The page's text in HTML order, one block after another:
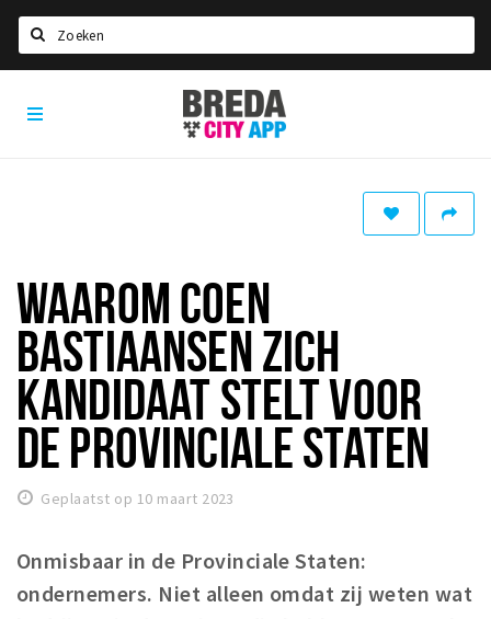
Home
Eten
Drinken
Slapen
Recreatief
Winkels
Parkeren
Breda
City
App
WAAROM COEN
BASTIAANSEN ZICH
KANDIDAAT STELT VOOR
DE PROVINCIALE STATEN
Geplaatst op 10 maart 2023
Onmisbaar in de Provinciale Staten:
ondernemers. Niet alleen omdat zij weten wat